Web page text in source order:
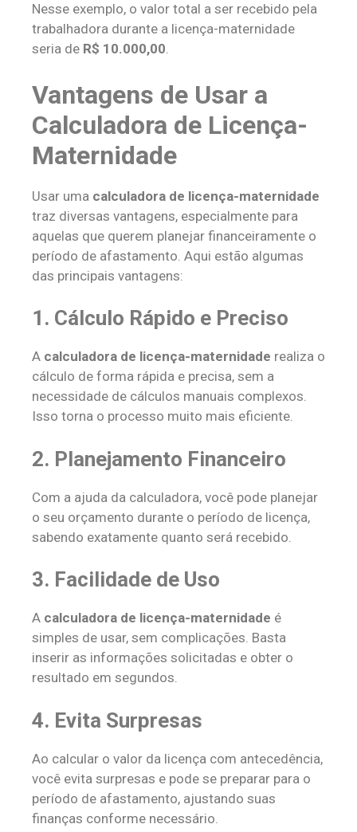
Nesse exemplo, o valor total a ser recebido pela
trabalhadora durante a licença-maternidade
seria de R$ 10.000,00.
Vantagens de Usar a
Calculadora de Licença-
Maternidade
Usar uma calculadora de licença-maternidade
traz diversas vantagens, especialmente para
aquelas que querem planejar financeiramente o
período de afastamento. Aqui estão algumas
das principais vantagens:
1. Cálculo Rápido e Preciso
A calculadora de licença-maternidade realiza o
cálculo de forma rápida e precisa, sem a
necessidade de cálculos manuais complexos.
Isso torna o processo muito mais eficiente.
2. Planejamento Financeiro
Com a ajuda da calculadora, você pode planejar
o seu orçamento durante o período de licença,
sabendo exatamente quanto será recebido.
3. Facilidade de Uso
A calculadora de licença-maternidade é
simples de usar, sem complicações. Basta
inserir as informações solicitadas e obter o
resultado em segundos.
4. Evita Surpresas
Ao calcular o valor da licença com antecedência,
você evita surpresas e pode se preparar para o
período de afastamento, ajustando suas
finanças conforme necessário.